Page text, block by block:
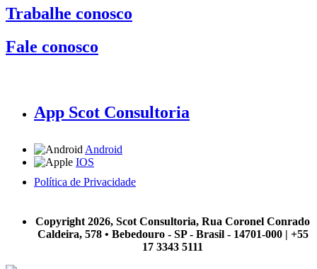
Trabalhe conosco
Fale conosco
App Scot Consultoria
Android
IOS
Política de Privacidade
Copyright 2026, Scot Consultoria, Rua Coronel Conrado
Caldeira, 578 • Bebedouro - SP - Brasil - 14701-000 | +55
17 3343 5111